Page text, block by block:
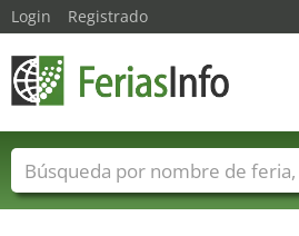
Login Registrado
Nombres de ferias Países